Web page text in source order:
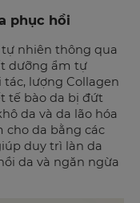
phục hồi
nhiên thông qua
dưỡng ẩm tự
lượng Collagen
tế bào da bị đứt
da và da lão hóa
cho da bằng các
duy trì làn da
da và ngăn ngừa